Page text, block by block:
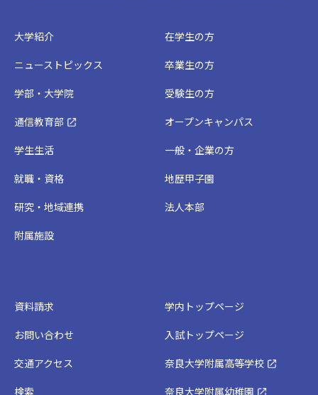
大学紹介
ニューストピックス
学部・大学院
通信教育部
学生生活
就職・資格
研究・地域連携
附属施設
在学生の方
卒業生の方
受験生の方
オープンキャンパス
一般・企業の方
地歴甲子園
法人本部
資料請求
お問い合わせ
交通アクセス
検索
学内トップページ
入試トップページ
奈良大学附属高等学校
奈良大学附属幼稚園